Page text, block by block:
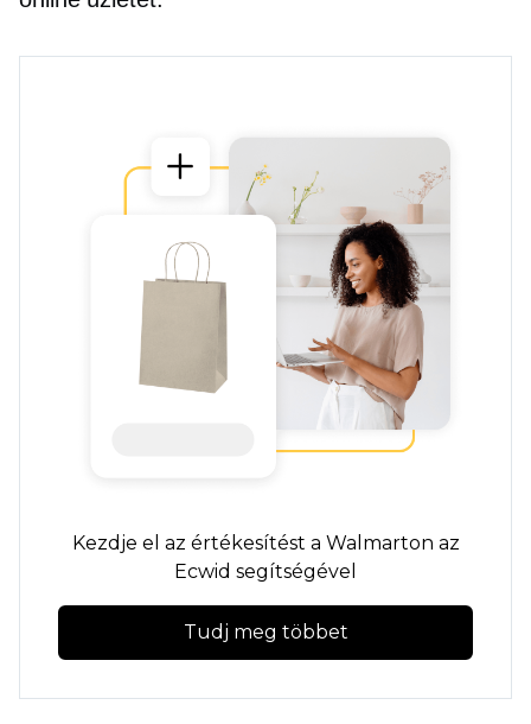
Kezdje el az értékesítést a Walmarton az
Ecwid segítségével
Tudj meg többet